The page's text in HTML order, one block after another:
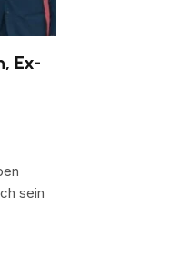
Ex-
sein